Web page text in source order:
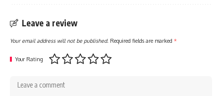
Leave a review
Your email address will not be published. Required fields are marked *
Your Rating